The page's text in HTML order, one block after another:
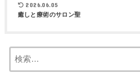
2026.06.05
癒しと療術のサロン聖
索: